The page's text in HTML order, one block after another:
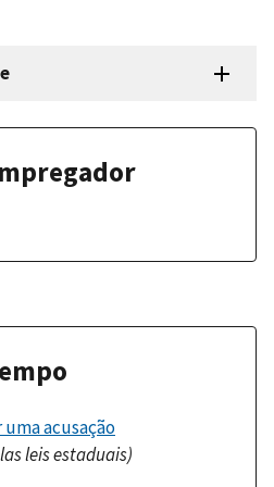
acusação
leis estaduais)